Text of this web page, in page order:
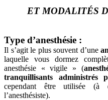
ET MODALITÉS
Type d’anesthésie :
Il s’agit le plus souvent d’une
laquelle vous dormez
anesthésie « vigile » (
tranquillisants administrés
cependant être utilisée
l’anesthésiste).